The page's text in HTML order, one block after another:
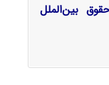
بین‌الملل